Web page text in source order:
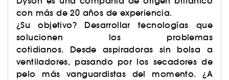
con más de 20 años de experiencia.
¿Su objetivo? Desarrollar tecnologías que
solucionen los problemas
cotidianos. Desde aspiradoras sin bolsa a
ventiladores, pasando por los secadores de
pelo más vanguardistas del momento. ¿A